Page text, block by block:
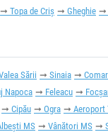
Topa de Criș Gheghie
Sării Sinaia
Napoca Feleacu
Cipău Ogra
Aeroport
MS Vânători MS